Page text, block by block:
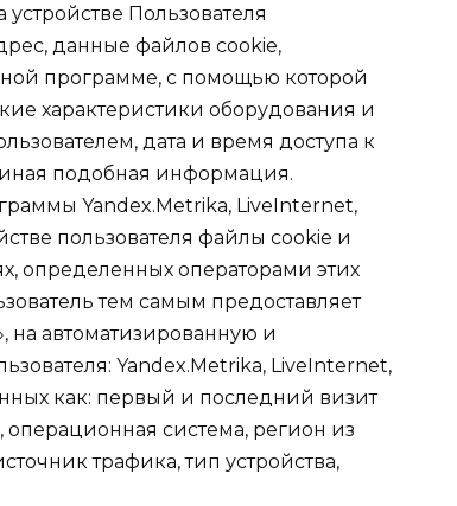
Пользователя
данные файлов cookie,
программе, с помощью которой
характеристики оборудования и
дата и время доступа к
подобная информация.
Yandex.Metrika, LiveInternet,
пользователя файлы cookie и
определенных операторами этих
тем самым предоставляет
на автоматизированную и
Yandex.Metrika, LiveInternet,
как: первый и последний визит
операционная система, регион из
трафика, тип устройства,